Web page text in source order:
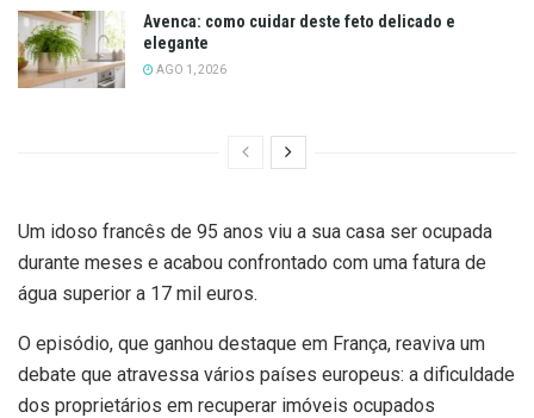
Avenca: como cuidar deste feto delicado e
elegante
AGO 1, 2026
Um idoso francês de 95 anos viu a sua casa ser ocupada
durante meses e acabou confrontado com uma fatura de
água superior a 17 mil euros.
O episódio, que ganhou destaque em França, reaviva um
debate que atravessa vários países europeus: a dificuldade
dos proprietários em recuperar imóveis ocupados